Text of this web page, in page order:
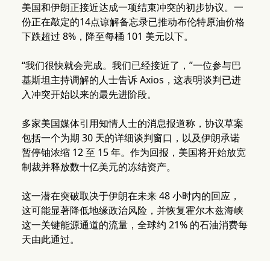
美国和伊朗正接近达成一项结束冲突的初步协议。一
份正在敲定的14点谅解备忘录已推动布伦特原油价格
下跌超过 8%，降至每桶 101 美元以下。
“我们很快就会完成。我们已经接近了，”一位参与巴
基斯坦主持调解的人士告诉 Axios，这表明谈判已进
入冲突开始以来的最先进阶段。
多家美国媒体引用知情人士的消息报道称，协议草案
包括一个为期 30 天的详细谈判窗口，以及伊朗承诺
暂停铀浓缩 12 至 15 年。作为回报，美国将开始放宽
制裁并释放数十亿美元的冻结资产。
这一潜在突破取决于伊朗在未来 48 小时内的回应，
这可能显著降低地缘政治风险，并恢复霍尔木兹海峡
这一关键能源通道的流量，全球约 21% 的石油消费每
天由此通过。